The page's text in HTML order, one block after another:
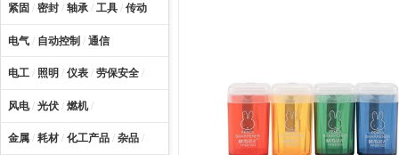
紧固 / 密封 / 轴承 / 工具 / 传动
电气 / 自动控制 / 通信
电工 / 照明 / 仪表 / 劳保安全 /
风电/ 光伏 / 燃机/
金属 / 耗材 / 化工产品 / 杂品 /